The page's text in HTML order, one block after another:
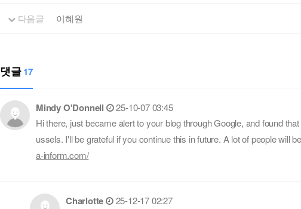
다음글 이혜원
댓글17
Mindy O'Donnell
25-10-07 03:45
Hi there, just became alert to your blog through Google, and found
ussels. I'll be grateful if you continue this in future. A lot of people will
a-inform.com/
Charlotte
25-12-17 02:27